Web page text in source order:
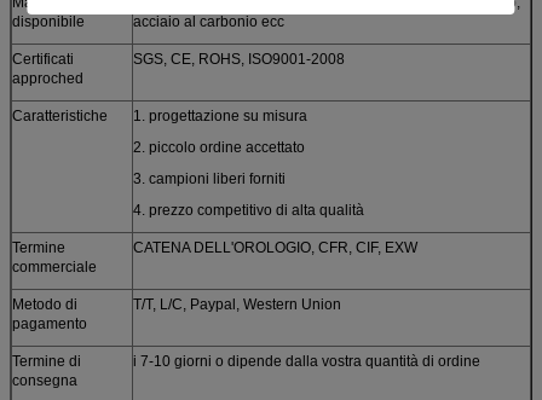
disponibile
acciaio al carbonio ecc
Certificati
approched
SGS, CE, ROHS, ISO9001-2008
Caratteristiche
1. progettazione su misura
2. piccolo ordine accettato
3. campioni liberi forniti
4. prezzo competitivo di alta qualità
Termine
commerciale
CATENA DELL'OROLOGIO, CFR, CIF, EXW
Metodo di
pagamento
T/T, L/C, Paypal, Western Union
Termine di
consegna
i 7-10 giorni o dipende dalla vostra quantità di ordine